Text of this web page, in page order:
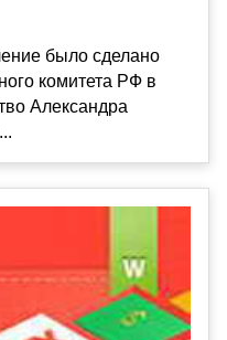
было сделано
комитета РФ в
Александра